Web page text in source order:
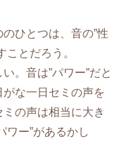
ひとつは、音の”性
ことだろう。
。音は”パワー”だと
な一日セミの声を
の声は相当に大き
ワー”があるかし